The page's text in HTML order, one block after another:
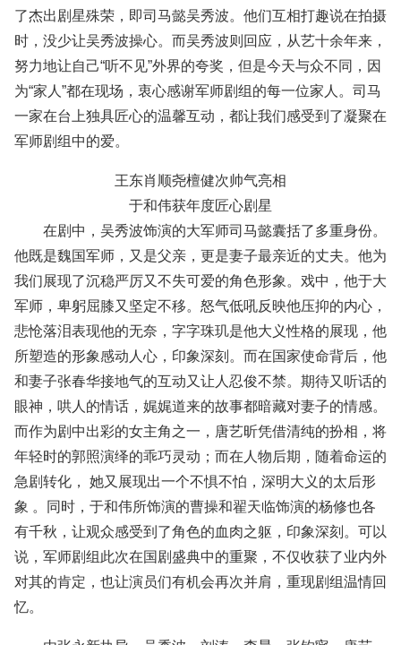
了杰出剧星殊荣，即司马懿吴秀波。他们互相打趣说在拍摄
时，没少让吴秀波操心。而吴秀波则回应，从艺十余年来，
努力地让自己“听不见”外界的夸奖，但是今天与众不同，因
为“家人”都在现场，衷心感谢军师剧组的每一位家人。司马
一家在台上独具匠心的温馨互动，都让我们感受到了凝聚在
军师剧组中的爱。
王东肖顺尧檀健次帅气亮相
于和伟获年度匠心剧星
在剧中，吴秀波饰演的大军师司马懿囊括了多重身份。
他既是魏国军师，又是父亲，更是妻子最亲近的丈夫。他为
我们展现了沉稳严厉又不失可爱的角色形象。戏中，他于大
军师，卑躬屈膝又坚定不移。怒气低吼反映他压抑的内心，
悲怆落泪表现他的无奈，字字珠玑是他大义性格的展现，他
所塑造的形象感动人心，印象深刻。而在国家使命背后，他
和妻子张春华接地气的互动又让人忍俊不禁。期待又听话的
眼神，哄人的情话，娓娓道来的故事都暗藏对妻子的情感。
而作为剧中出彩的女主角之一，唐艺昕凭借清纯的扮相，将
年轻时的郭照演绎的乖巧灵动；而在人物后期，随着命运的
急剧转化， 她又展现出一个不惧不怕，深明大义的太后形
象 。同时，于和伟所饰演的曹操和翟天临饰演的杨修也各
有千秋，让观众感受到了角色的血肉之躯，印象深刻。可以
说，军师剧组此次在国剧盛典中的重聚，不仅收获了业内外
对其的肯定，也让演员们有机会再次并肩，重现剧组温情回
忆。